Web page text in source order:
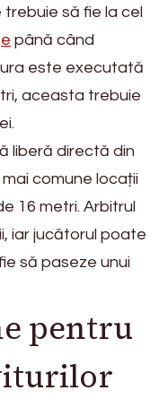
să fie la cel
până când
este executată
aceasta trebuie
liberă directă din
comune locații
16 metri. Arbitrul
iar jucătorul poate
să paseze unui
pentru